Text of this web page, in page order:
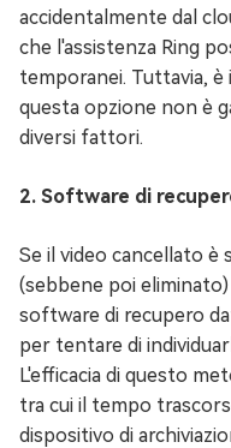
accidentalmente dal
che l'assistenza Ring
temporanei. Tuttavia,
questa opzione non è
diversi fattori.
2. Software di
Se il video cancellato è
(sebbene poi
software di recupero
per tentare di
L'efficacia di questo
tra cui il tempo
dispositivo di